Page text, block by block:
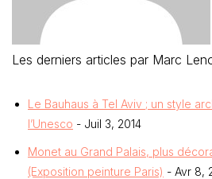
Les derniers articles par Marc
Le Bauhaus à Tel Aviv ; un style
l’Unesco - Juil 3, 2014
Monet au Grand Palais, plus
(Exposition peinture Paris) - Avr 8,